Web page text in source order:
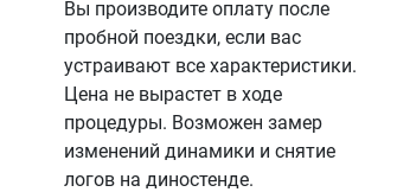
Вы производите оплату после
пробной поездки, если вас
устраивают все характеристики.
Цена не вырастет в ходе
процедуры. Возможен замер
изменений динамики и снятие
логов на диностенде.